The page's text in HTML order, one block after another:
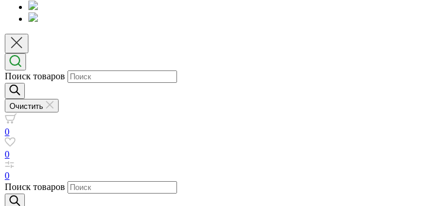
Поиск товаров
Очистить
0
0
0
Поиск товаров